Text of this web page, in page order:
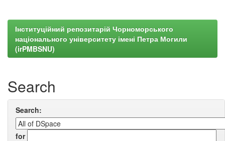
Інституційний репозитарій Чорноморського
національного університету імені Петра Могили
(irPMBSNU)
Search
Search:
for